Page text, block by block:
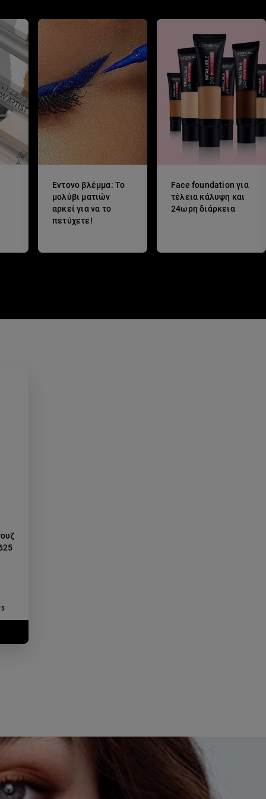
Έντονο βλέμμα: Το
μολύβι ματιών
αρκεί για να το
πετύχετε!
Face foundation για
τέλεια κάλυψη και
24ωρη διάρκεια